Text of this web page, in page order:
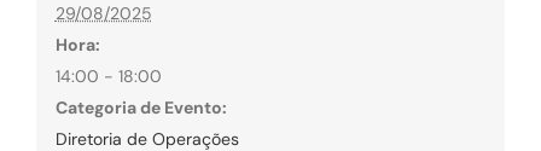
29/08/2025
Hora:
14:00 - 18:00
Categoria de Evento:
Diretoria de Operações